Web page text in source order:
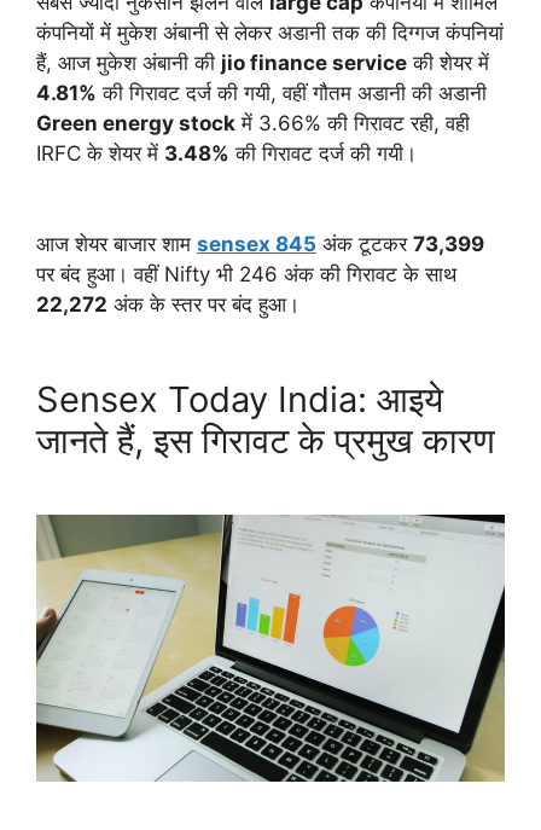
कंपनियों में मुकेश अंबानी से लेकर अडानी तक की दिग्गज कंपनियां
हैं, आज मुकेश अंबानी की jio finance service की शेयर में
4.81% की गिरावट दर्ज की गयी, वहीं गौतम अडानी की अडानी
Green energy stock में 3.66% की गिरावट रही, वही
IRFC के शेयर में 3.48% की गिरावट दर्ज की गयी।
आज शेयर बाजार शाम sensex 845 अंक टूटकर 73,399
पर बंद हुआ। वहीं Nifty भी 246 अंक की गिरावट के साथ
22,272 अंक के स्तर पर बंद हुआ।
Sensex Today India: आइये
जानते हैं, इस गिरावट के प्रमुख कारण